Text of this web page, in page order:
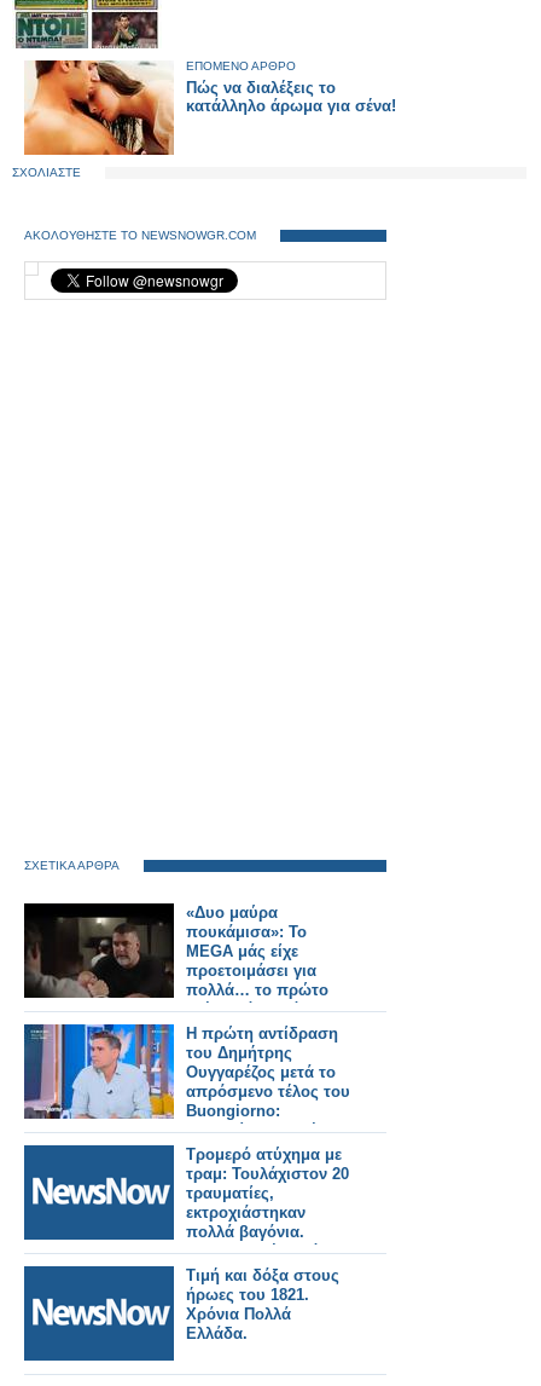
ΕΠΟΜΕΝΟ ΑΡΘΡΟ
Πώς να διαλέξεις το
κατάλληλο άρωμα για σένα!
ΣΧΟΛΙΑΣΤΕ
ΑΚΟΛΟΥΘΗΣΤΕ ΤΟ NEWSNOWGR.COM
ΣΧΕΤΙΚΑ ΑΡΘΡΑ
«Δυο μαύρα
πουκάμισα»: Το
MEGA μάς είχε
προετοιμάσει για
πολλά… το πρώτο
τρέιλερ όμως όχι
Η πρώτη αντίδραση
του Δημήτρης
Ουγγαρέζος μετά το
απρόσμενο τέλος του
Buongiorno:
«Εννοείται πως έχω
πολλά να πω»
Τρομερό ατύχημα με
τραμ: Τουλάχιστον 20
τραυματίες,
εκτροχιάστηκαν
πολλά βαγόνια.
Σοκαριστικές εικόνες.
Τιμή και δόξα στους
ήρωες του 1821.
Χρόνια Πολλά
Ελλάδα.